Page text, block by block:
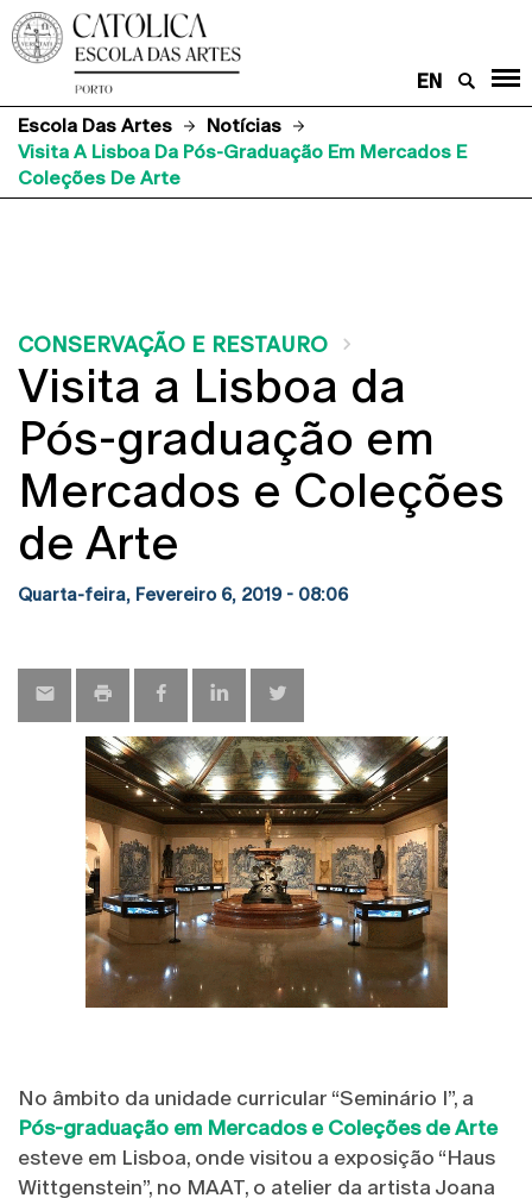
EN
Escola Das Artes
Notícias
Visita A Lisboa Da Pós-Graduação Em Mercados E
Coleções De Arte
CONSERVAÇÃO E RESTAURO
Visita a Lisboa da
Pós-graduação em
Mercados e Coleções
de Arte
Quarta-feira, Fevereiro 6, 2019 - 08:06
No âmbito da unidade curricular “Seminário I”, a
Pós-graduação em Mercados e Coleções de Arte
esteve em Lisboa, onde visitou a exposição “Haus
Wittgenstein”, no MAAT, o atelier da artista Joana